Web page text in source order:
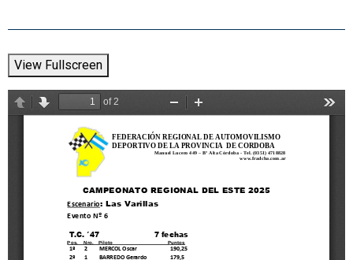
View Fullscreen